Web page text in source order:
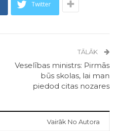
Twitter
TĀLĀK
Veselības ministrs: Pirmās
būs skolas, lai man
piedod citas nozares
Vairāk No Autora